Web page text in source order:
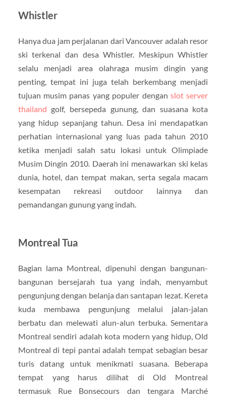
Whistler
Hanya dua jam perjalanan dari Vancouver adalah resor
ski terkenal dan desa Whistler. Meskipun Whistler
selalu menjadi area olahraga musim dingin yang
penting, tempat ini juga telah berkembang menjadi
tujuan musim panas yang populer dengan slot server
thailand golf, bersepeda gunung, dan suasana kota
yang hidup sepanjang tahun. Desa ini mendapatkan
perhatian internasional yang luas pada tahun 2010
ketika menjadi salah satu lokasi untuk Olimpiade
Musim Dingin 2010. Daerah ini menawarkan ski kelas
dunia, hotel, dan tempat makan, serta segala macam
kesempatan rekreasi outdoor lainnya dan
pemandangan gunung yang indah.
Montreal Tua
Bagian lama Montreal, dipenuhi dengan bangunan-
bangunan bersejarah tua yang indah, menyambut
pengunjung dengan belanja dan santapan lezat. Kereta
kuda membawa pengunjung melalui jalan-jalan
berbatu dan melewati alun-alun terbuka. Sementara
Montreal sendiri adalah kota modern yang hidup, Old
Montreal di tepi pantai adalah tempat sebagian besar
turis datang untuk menikmati suasana. Beberapa
tempat yang harus dilihat di Old Montreal
termasuk Rue Bonsecours dan tengara Marché